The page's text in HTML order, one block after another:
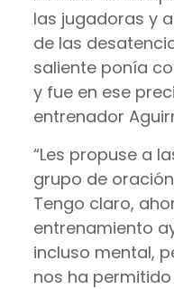
las jugadoras y
de las
saliente ponía
y fue en ese
entrenador
“Les propuse a
grupo de
Tengo claro,
entrenamiento
incluso mental,
nos ha